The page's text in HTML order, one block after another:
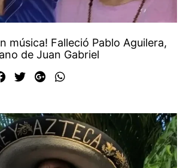
música! Falleció Pablo Aguilera,
de Juan Gabriel